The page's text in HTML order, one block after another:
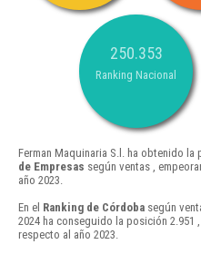
250.353
Ranking Nacional
Ferman Maquinaria S.l. ha obtenido la
de Empresas según ventas ,
año 2023.
En el Ranking de Córdoba según
2024 ha conseguido la posición 2.951
respecto al año 2023.